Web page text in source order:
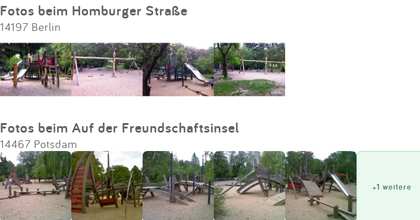
Fotos beim Homburger Straße
14197 Berlin
Fotos beim Auf der Freundschaftsinsel
14467 Potsdam
+1 weitere